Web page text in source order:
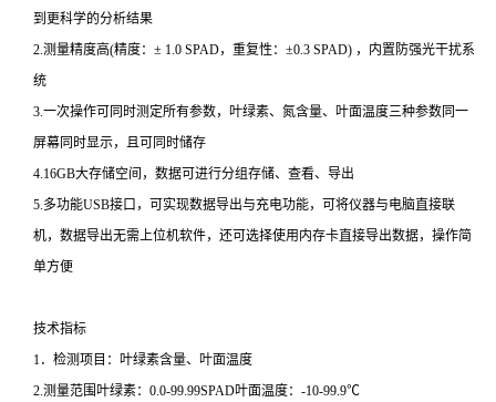
到更科学的分析结果
2.测量精度高(精度：± 1.0 SPAD，重复性：±0.3 SPAD) ，内置防强光干扰系
统
3.一次操作可同时测定所有参数，叶绿素、氮含量、叶面温度三种参数同一
屏幕同时显示，且可同时储存
4.16GB大存储空间，数据可进行分组存储、查看、导出
5.多功能USB接口，可实现数据导出与充电功能，可将仪器与电脑直接联
机，数据导出无需上位机软件，还可选择使用内存卡直接导出数据，操作简
单方便
技术指标
1．检测项目：叶绿素含量、叶面温度
2.测量范围叶绿素：0.0-99.99SPAD叶面温度：-10-99.9℃